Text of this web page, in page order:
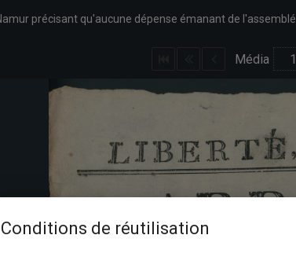
Média
Conditions de réutilisation